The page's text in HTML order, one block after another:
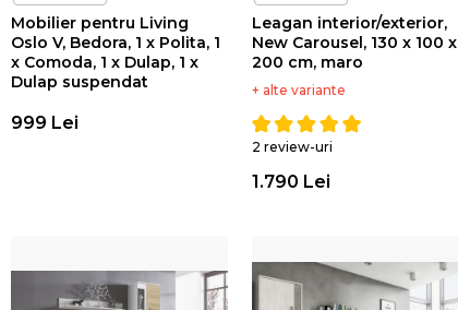
Mobilier pentru Living
Oslo V, Bedora, 1 x Polita, 1
x Comoda, 1 x Dulap, 1 x
Dulap suspendat
999 Lei
Leagan interior/exterior,
New Carousel, 130 x 100 x
200 cm, maro
+ alte variante
2 review-uri
1.790 Lei